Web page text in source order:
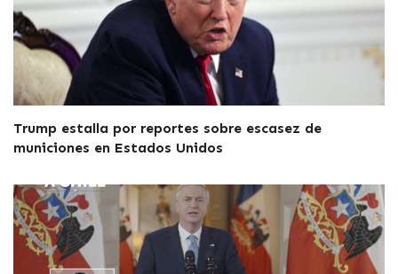
Trump estalla por reportes sobre escasez de
municiones en Estados Unidos